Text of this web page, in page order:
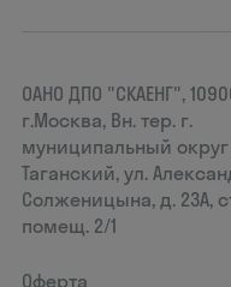
ОАНО ДПО "СКАЕНГ",
г.Москва, Вн. тер. г.
муниципальный округ
Таганский, ул.
Солженицына, д. 23А,
помещ. 2/1
Оферта